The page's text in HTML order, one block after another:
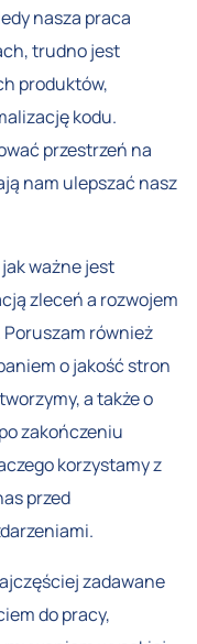
nasza praca
trudno jest
produktów,
kodu.
przestrzeń na
nam ulepszać nasz
ważne jest
zleceń a rozwojem
również
o jakość stron
a także o
zakończeniu
korzystamy z
przed
zadawane
do pracy,